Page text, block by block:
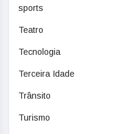
sports
Teatro
Tecnologia
Terceira Idade
Trânsito
Turismo